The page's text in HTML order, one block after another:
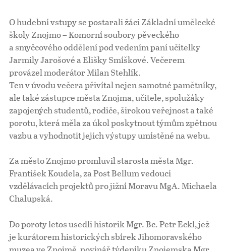
O hudební vstupy se postarali žáci Základní umělecké
školy Znojmo – Komorní soubory pěveckého
a smyčcového oddělení pod vedením paní učitelky
Jarmily Jarošové a Elišky Smíškové. Večerem
provázel moderátor Milan Stehlík.
Ten v úvodu večera přivítal nejen samotné pamětníky,
ale také zástupce města Znojma, učitele, spolužáky
zapojených studentů, rodiče, širokou veřejnost a také
porotu, která měla za úkol poskytnout týmům zpětnou
vazbu a vyhodnotit jejich výstupy umístěné na webu.
Za město Znojmo promluvil starosta města Mgr.
František Koudela, za Post Bellum vedoucí
vzdělávacích projektů pro jižní Moravu MgA. Michaela
Chalupská.
Do poroty letos usedli historik Mgr. Bc. Petr Eckl, jež
je kurátorem historických sbírek Jihomoravského